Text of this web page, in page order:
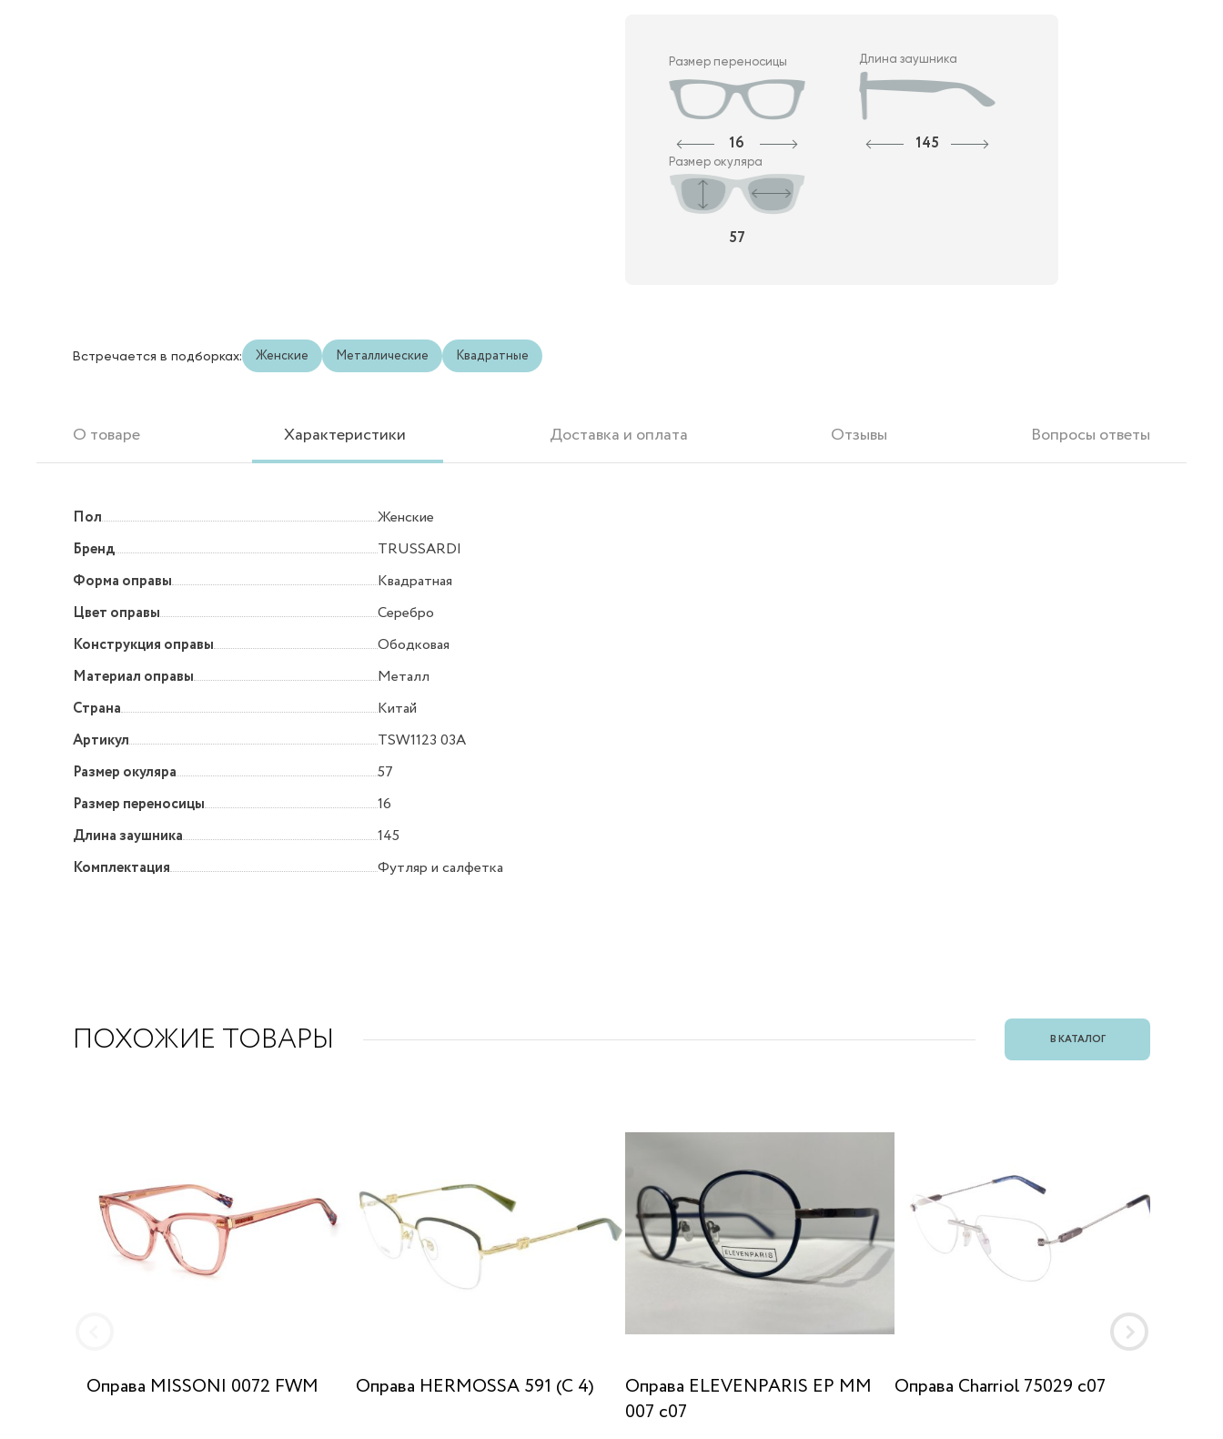
Размер переносицы
16
Длина заушника
145
Размер окуляра
57
Встречается в подборках: Женские Металлические Квадратные
О товаре Характеристики Доставка и оплата Отзывы Вопросы ответы
Пол
Женские
Бренд
TRUSSARDI
Форма оправы
Квадратная
Цвет оправы
Серебро
Конструкция оправы
Ободковая
Материал оправы
Металл
Страна
Китай
Артикул
TSW1123 03A
Размер окуляра
57
Размер переносицы
16
Длина заушника
145
Комплектация
Футляр и салфетка
ПОХОЖИЕ ТОВАРЫ В КАТАЛОГ
Оправа MISSONI 0072 FWM Оправа HERMOSSA 591 (C 4)
Оправа ELEVENPARIS EP MM
007 c07
Оправа Charriol 75029 c07